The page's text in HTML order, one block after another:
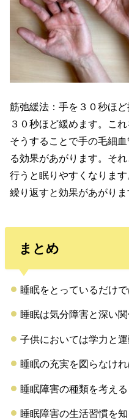
筋弛緩法：手を３０秒ほ
３０秒ほど緩めます。こ
そうすることで手の毛細
る効果があがります。そ
行うと眠りやすくなりま
繰り返すと効果があがりま
まとめ
睡眠をとっているだけで
睡眠は気分障害と深い
子供においては学力と
睡眠の充実を図らなけ
睡眠障害の種類を考える
睡眠障害の生活習慣を知